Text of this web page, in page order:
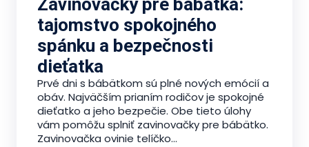
Zavinovačky pre bábätká:
tajomstvo spokojného
spánku a bezpečnosti
dieťatka
Prvé dni s bábätkom sú plné nových emócií a
obáv. Najväčším prianím rodičov je spokojné
dieťatko a jeho bezpečie. Obe tieto úlohy
vám pomôžu splniť zavinovačky pre bábätko.
Zavinovačka ovinie telíčko...